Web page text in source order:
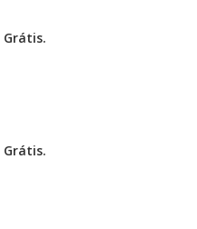
Grátis.
Grátis.